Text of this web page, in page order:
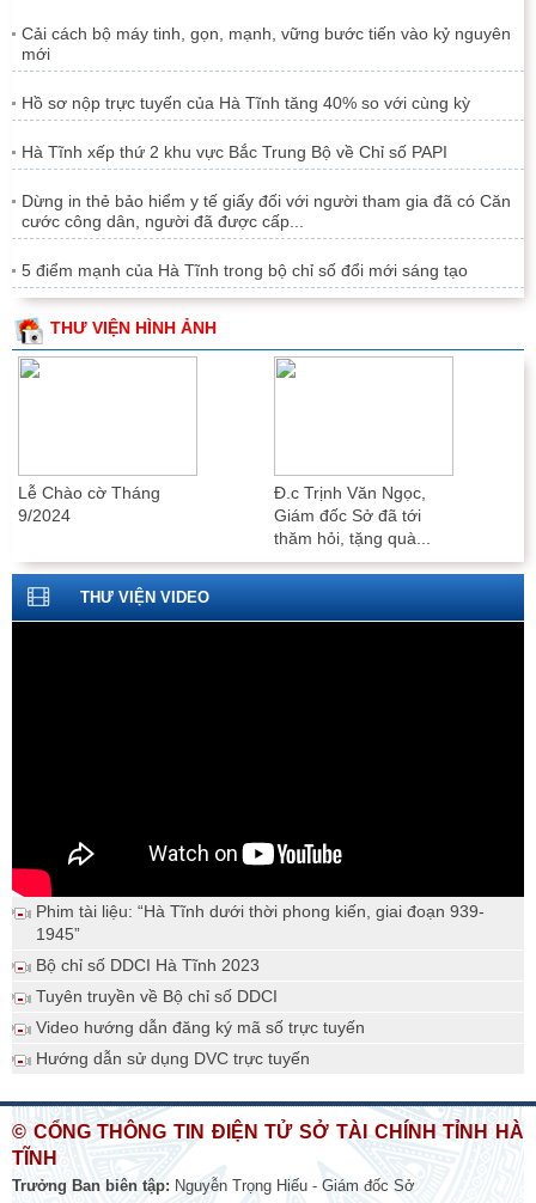
Cải cách bộ máy tinh, gọn, mạnh, vững bước tiến vào kỷ nguyên
mới
Hồ sơ nộp trực tuyến của Hà Tĩnh tăng 40% so với cùng kỳ
Hà Tĩnh xếp thứ 2 khu vực Bắc Trung Bộ về Chỉ số PAPI
Dừng in thẻ bảo hiểm y tế giấy đối với người tham gia đã có Căn
cước công dân, người đã được cấp...
5 điểm mạnh của Hà Tĩnh trong bộ chỉ số đổi mới sáng tạo
THƯ VIỆN HÌNH ẢNH
Lễ Chào cờ Tháng
9/2024
Đ.c Trịnh Văn Ngọc,
Giám đốc Sở đã tới
thăm hỏi, tặng quà...
THƯ VIỆN VIDEO
Phim tài liệu: “Hà Tĩnh dưới thời phong kiến, giai đoạn 939-
1945”
Bộ chỉ số DDCI Hà Tĩnh 2023
Tuyên truyền về Bộ chỉ số DDCI
Video hướng dẫn đăng ký mã số trực tuyến
Hướng dẫn sử dụng DVC trực tuyến
© CỔNG THÔNG TIN ĐIỆN TỬ SỞ TÀI CHÍNH TỈNH HÀ
TĨNH
Trưởng Ban biên tập: Nguyễn Trọng Hiếu - Giám đốc Sở